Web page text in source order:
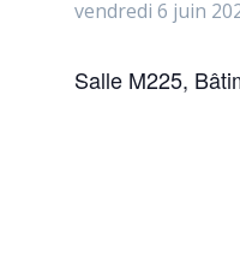
vendredi 6 juin
Salle M225,